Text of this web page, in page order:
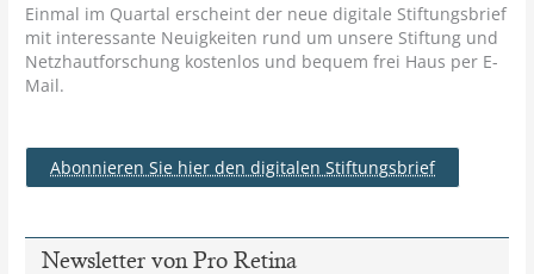
Einmal im Quartal erscheint der neue digitale Stiftungsbrief
mit interessante Neuigkeiten rund um unsere Stiftung und
Netzhautforschung kostenlos und bequem frei Haus per E-
Mail.
Abonnieren Sie hier den digitalen Stiftungsbrief
Newsletter von Pro Retina